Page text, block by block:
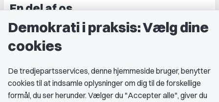
En del af os
Grupper og kredse
Studenterorganisationer
Medlemskab
Demokrati i praksis: Vælg dine
cookies
De tredjepartsservices, denne hjemmeside bruger, benytter
cookies til at indsamle oplysninger om dig til de forskellige
formål, du ser herunder. Vælger du "Accepter alle", giver du